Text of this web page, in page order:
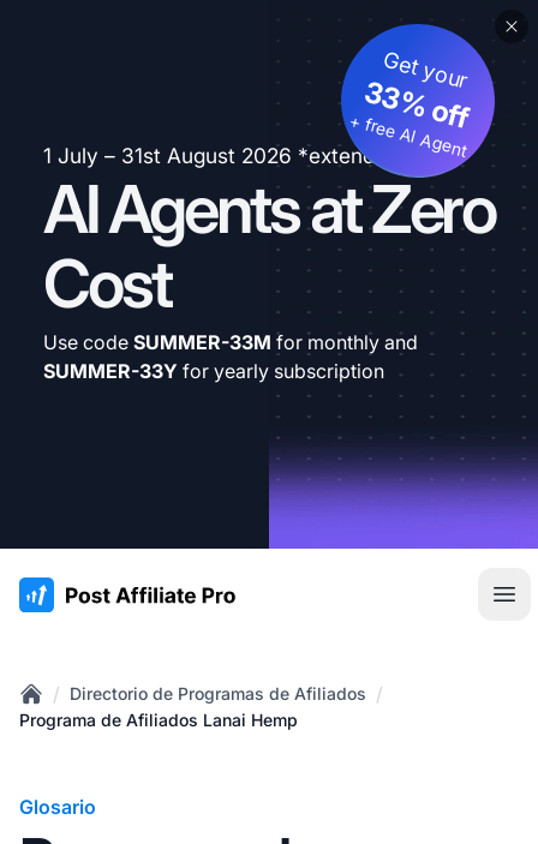
1 July – 31st August 2026 *extended
AI Agents at Zero
Cost
Get your
33% off
+ free AI Agent
Use code SUMMER-33M for monthly and
SUMMER-33Y for yearly subscription
:site.title
Home
/ Directorio de Programas de Afiliados /
Programa de Afiliados Lanai Hemp
Glosario